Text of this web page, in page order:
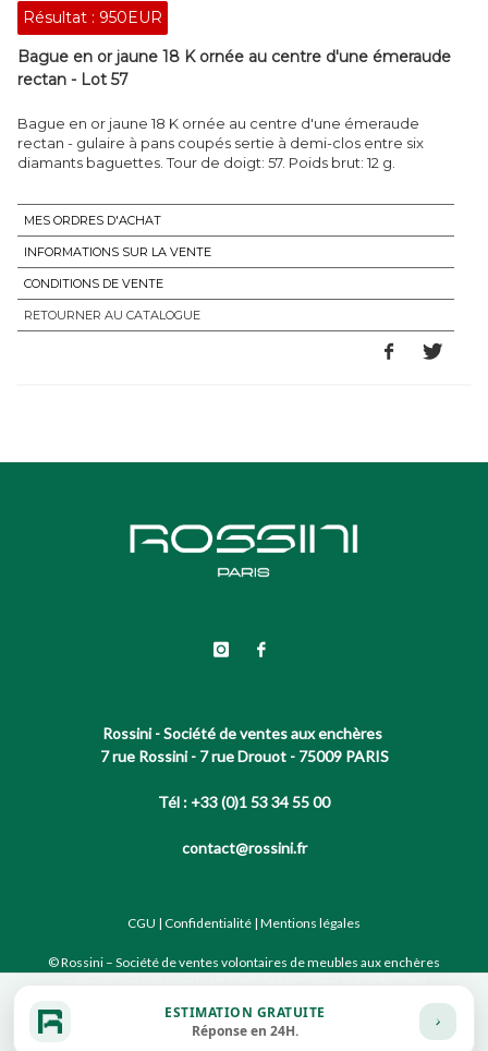
Résultat : 950EUR
Bague en or jaune 18 K ornée au centre d'une émeraude
rectan - Lot 57
Bague en or jaune 18 K ornée au centre d'une émeraude
rectan - gulaire à pans coupés sertie à demi-clos entre six
diamants baguettes. Tour de doigt: 57. Poids brut: 12 g.
MES ORDRES D'ACHAT
INFORMATIONS SUR LA VENTE
CONDITIONS DE VENTE
RETOURNER AU CATALOGUE
Rossini - Société de ventes aux enchères
7 rue Rossini - 7 rue Drouot - 75009 PARIS
Tél : +33 (0)1 53 34 55 00
contact@rossini.fr
CGU | Confidentialité | Mentions légales
© Rossini – Société de ventes volontaires de meubles aux enchères
Site conçu par notre partenaire
ESTIMATION GRATUITE
Réponse en 24H.